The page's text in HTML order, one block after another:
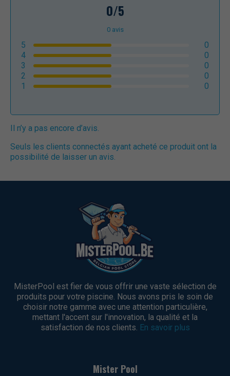
0/5
0avis
5
0
4
0
3
0
2
0
1
0
Il n’y a pas encore d’avis.
Seuls les clients connectés ayant acheté ce produit ont la
possibilité de laisser un avis.
MisterPool est fier de vous offrir une vaste sélection de
produits pour votre piscine. Nous avons pris le soin de
choisir notre gamme avec une attention particulière,
mettant l'accent sur l'innovation, la qualité et la
satisfaction de nos clients. En savoir plus
Mister Pool